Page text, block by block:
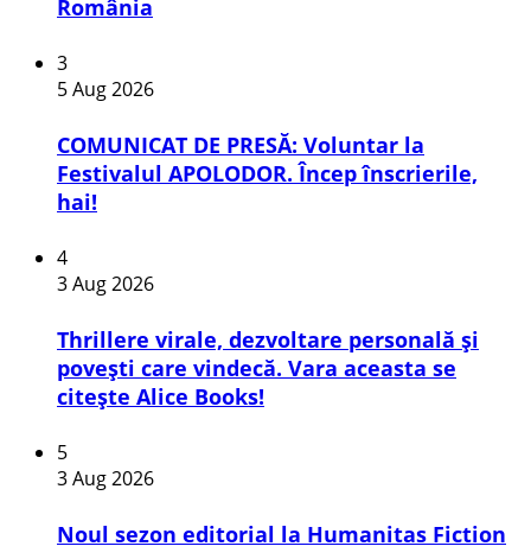
România
3
5 Aug 2026
COMUNICAT DE PRESĂ: Voluntar la
Festivalul APOLODOR. Încep înscrierile,
hai!
4
3 Aug 2026
Thrillere virale, dezvoltare personală și
povești care vindecă. Vara aceasta se
citește Alice Books!
5
3 Aug 2026
​Noul sezon editorial la Humanitas Fiction